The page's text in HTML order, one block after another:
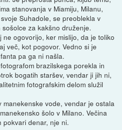
stanovanja v Miamiju, Milanu,
Suhadole, se preoblekla v
za kakšno druženje.
ogovorijo, ker mislijo, da je toliko
več, kot pogovor. Vedno si je
pa ga ni našla.
brazilskega porekla in
bogatih staršev, vendar ji jih ni,
fotografskim delom služil
vode, vendar je ostala
šolo v Milano. Večina
pokvari denar, nje ni.